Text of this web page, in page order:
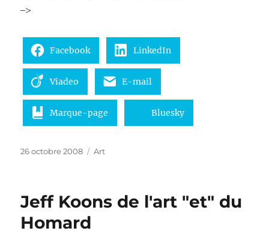
–>
Facebook LinkedIn
Viadeo E-mail
Marque-page Bluesky
Publié
26 octobre 2008 Catégories
Art
Jeff Koons de l'art "et" du
Homard